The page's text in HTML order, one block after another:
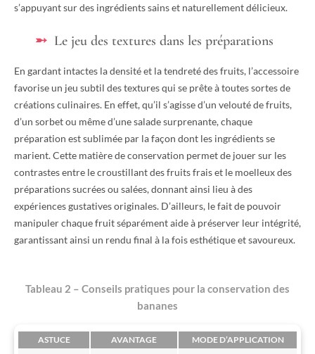
s’appuyant sur des ingrédients sains et naturellement délicieux.
Le jeu des textures dans les préparations
En gardant intactes la densité et la tendreté des fruits, l’accessoire
favorise un jeu subtil des textures qui se prête à toutes sortes de
créations culinaires. En effet, qu’il s’agisse d’un velouté de fruits,
d’un sorbet ou même d’une salade surprenante, chaque
préparation est sublimée par la façon dont les ingrédients se
marient. Cette matière de conservation permet de jouer sur les
contrastes entre le croustillant des fruits frais et le moelleux des
préparations sucrées ou salées, donnant ainsi lieu à des
expériences gustatives originales. D’ailleurs, le fait de pouvoir
manipuler chaque fruit séparément aide à préserver leur intégrité,
garantissant ainsi un rendu final à la fois esthétique et savoureux.
Tableau 2 – Conseils pratiques pour la conservation des
bananes
ASTUCE AVANTAGE MODE D’APPLICATION